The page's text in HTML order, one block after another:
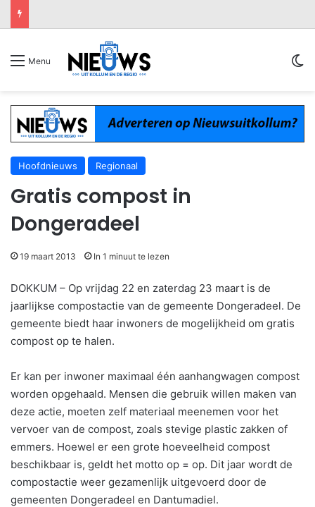
Menu
Hoofdnieuws Regionaal
Gratis compost in
Dongeradeel
19 maart 2013 In 1 minuut te lezen
DOKKUM – Op vrijdag 22 en zaterdag 23 maart is de
jaarlijkse compostactie van de gemeente Dongeradeel. De
gemeente biedt haar inwoners de mogelijkheid om gratis
compost op te halen.
Er kan per inwoner maximaal één aanhangwagen compost
worden opgehaald. Mensen die gebruik willen maken van
deze actie, moeten zelf materiaal meenemen voor het
vervoer van de compost, zoals stevi­ge plastic zakken of
emmers. Hoewel er een grote hoeveelheid compost
beschikbaar is, geldt het motto op = op. Dit jaar wordt de
compostactie weer gezamenlijk uitgevoerd door de
gemeenten Dongeradeel en Dantumadiel.